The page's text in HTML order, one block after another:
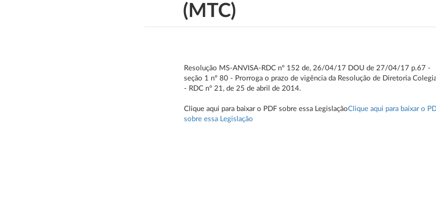
(MTC)
Resolução MS-ANVISA-RDC nº 152 de, 26/04/17 DOU de 27/04/17 p.67 -
seção 1 nº 80 - Prorroga o prazo de vigência da Resolução de Diretoria
- RDC nº 21, de 25 de abril de 2014.
Clique aqui para baixar o PDF sobre essa LegislaçãoClique aqui para baixar o
sobre essa Legislação